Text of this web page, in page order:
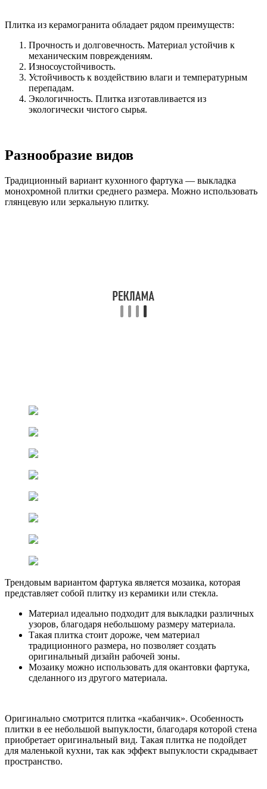
Плитка из керамогранита обладает рядом преимуществ:
Прочность и долговечность. Материал устойчив к
механическим повреждениям.
Износоустойчивость.
Устойчивость к воздействию влаги и температурным
перепадам.
Экологичность. Плитка изготавливается из
экологически чистого сырья.
Разнообразие видов
Традиционный вариант кухонного фартука — выкладка
монохромной плитки среднего размера. Можно использовать
глянцевую или зеркальную плитку.
Трендовым вариантом фартука является мозаика, которая
представляет собой плитку из керамики или стекла.
Материал идеально подходит для выкладки различных
узоров, благодаря небольшому размеру материала.
Такая плитка стоит дороже, чем материал
традиционного размера, но позволяет создать
оригинальный дизайн рабочей зоны.
Мозаику можно использовать для окантовки фартука,
сделанного из другого материала.
Оригинально смотрится плитка «кабанчик». Особенность
плитки в ее небольшой выпуклости, благодаря которой стена
приобретает оригинальный вид. Такая плитка не подойдет
для маленькой кухни, так как эффект выпуклости скрадывает
пространство.